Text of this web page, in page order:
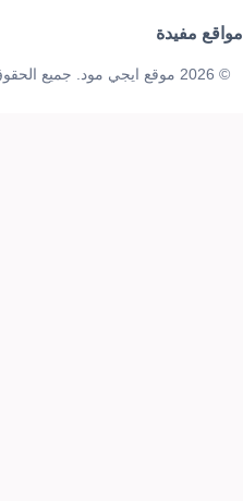
مواقع مفيدة
© 2026 موقع ايجي مود. جميع الحقوق محفوظة